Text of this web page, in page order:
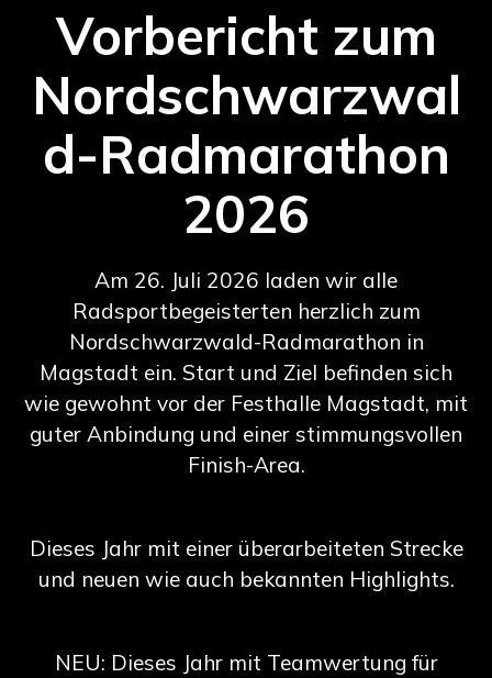
Vorbericht zum
Nordschwarzwal
d-Radmarathon
2026
Am 26. Juli 2026 laden wir alle
Radsportbegeisterten herzlich zum
Nordschwarzwald-Radmarathon in
Magstadt ein. Start und Ziel befinden sich
wie gewohnt vor der Festhalle Magstadt, mit
guter Anbindung und einer stimmungsvollen
Finish-Area.
Dieses Jahr mit einer überarbeiteten Strecke
und neuen wie auch bekannten Highlights.
NEU: Dieses Jahr mit Teamwertung für